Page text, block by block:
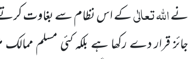
نےاللہتعالٰیکے اس نظام سے بغاوت کرتے
جائز قرار دے رکھا ہے بلکہ کئی مسلم